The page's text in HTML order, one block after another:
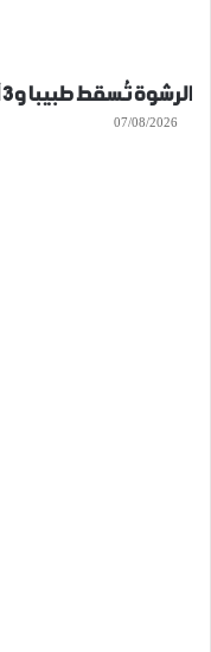
الرشوة تُسقط طبيبا و3 آخرين ببني ملال
07/08/2026